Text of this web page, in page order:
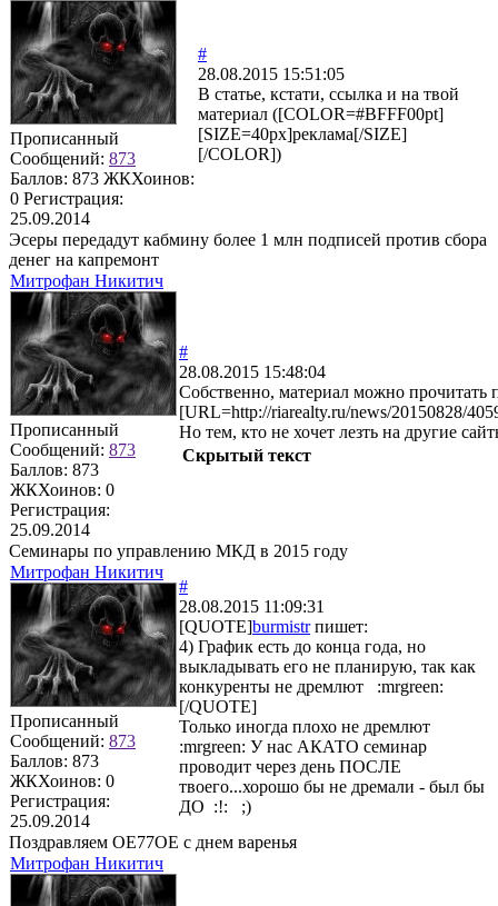
Прописанный
Сообщений: 873
Баллов: 873 ЖКХоинов:
0 Регистрация:
25.09.2014
#
28.08.2015 15:51:05
В статье, кстати, ссылка и на твой
материал ([COLOR=#BFFF00pt]
[SIZE=40px]реклама[/SIZE]
[/COLOR])
Эсеры передадут кабмину более 1 млн подписей против сбора
денег на капремонт
Митрофан Никитич
Прописанный
Сообщений: 873
Баллов: 873
ЖКХоинов: 0
Регистрация:
25.09.2014
#
28.08.2015 15:48:04
Собственно, материал можно прочитать
[URL=http://riarealty.ru/news/20150828/
Но тем, кто не хочет лезть на другие
Скрытый текст
Семинары по управлению МКД в 2015 году
Митрофан Никитич
Прописанный
Сообщений: 873
Баллов: 873
ЖКХоинов: 0
Регистрация:
25.09.2014
#
28.08.2015 11:09:31
[QUOTE]burmistrпишет:
4) График есть до конца года, но
выкладывать его не планирую, так как
конкуренты не дремлют :mrgreen:
[/QUOTE]
Только иногда плохо не дремлют
:mrgreen: У нас АКАТО семинар
проводит через день ПОСЛЕ
твоего...хорошо бы не дремали - был бы
ДО :!: ;)
Поздравляем ОЕ77ОЕ с днем варенья
Митрофан Никитич